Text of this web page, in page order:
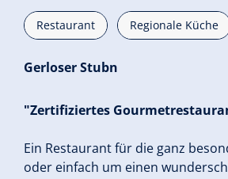
Restaurant Regionale Küche
Gerloser Stubn
"Zertifiziertes
Ein Restaurant für die ganz
oder einfach um einen